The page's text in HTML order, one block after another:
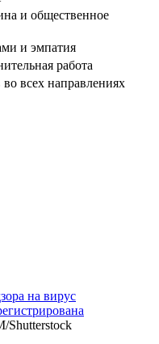
и общественное
и эмпатия
работа
всех направлениях
Shutterstock